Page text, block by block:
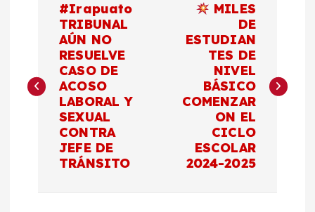
e
#Irapuato
TRIBUNAL
AÚN NO
RESUELVE
CASO DE
ACOSO
LABORAL Y
SEXUAL
CONTRA
JEFE DE
TRÁNSITO
MILES
DE
ESTUDIAN
TES DE
NIVEL
BÁSICO
COMENZAR
ON EL
CICLO
ESCOLAR
2024-2025